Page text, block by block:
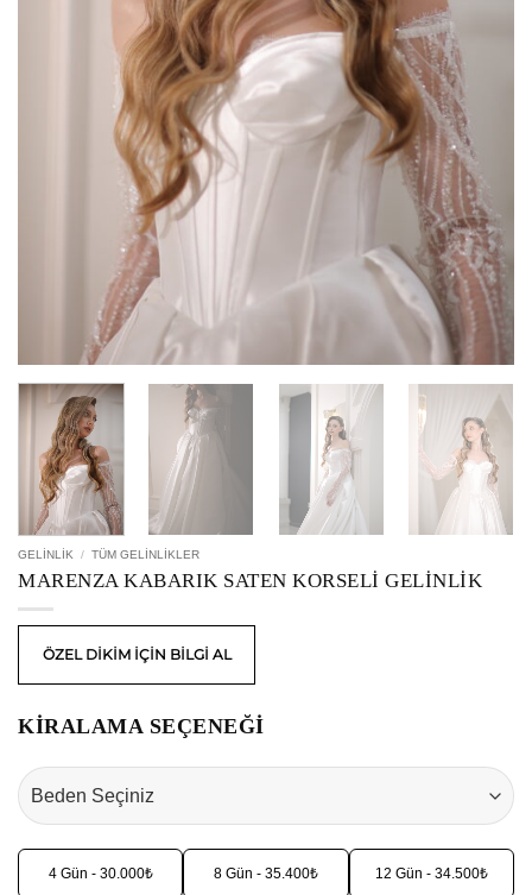
GELINLIK / TÜM GELINLIKLER
MARENZA KABARIK SATEN KORSELI GELINLIK
ÖZEL DİKİM İÇİN BİLGİ AL
KİRALAMA SEÇENEĞİ
4 Gün - 30.000₺ 8 Gün - 35.400₺ 12 Gün - 34.500₺